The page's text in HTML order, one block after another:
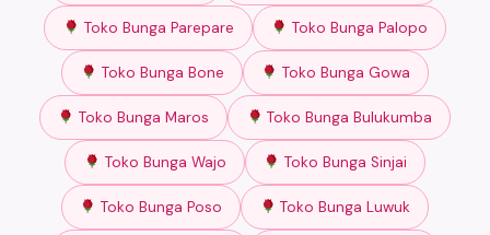
Toko Bunga Parepare Toko Bunga Palopo
Toko Bunga Bone Toko Bunga Gowa
Toko Bunga Maros Toko Bunga Bulukumba
Toko Bunga Wajo Toko Bunga Sinjai
Toko Bunga Poso Toko Bunga Luwuk